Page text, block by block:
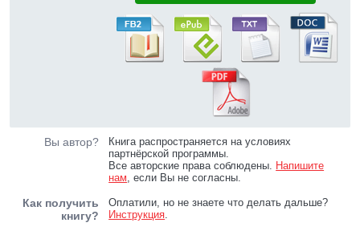
Вы автор?
Книга распространяется на условиях
партнёрской программы.
Все авторские права соблюдены. Напишите
нам, если Вы не согласны.
Как получить
книгу?
Оплатили, но не знаете что делать дальше?
Инструкция.